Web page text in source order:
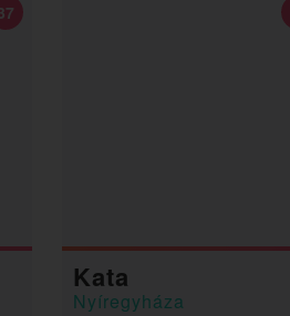
Kata
Nyíregyháza